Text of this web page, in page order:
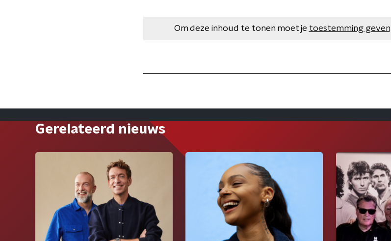
Om deze inhoud te tonen moet je toestemming geven
Gerelateerd nieuws